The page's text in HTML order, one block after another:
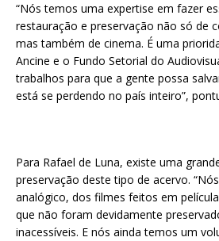
“Nós temos uma expertise em fazer
restauração e preservação não só de
mas também de cinema. É uma
Ancine e o Fundo Setorial do
trabalhos para que a gente possa
está se perdendo no país inteiro”,
Para Rafael de Luna, existe uma
preservação deste tipo de acervo.
analógico, dos filmes feitos em
que não foram devidamente
inacessíveis. E nós ainda temos um